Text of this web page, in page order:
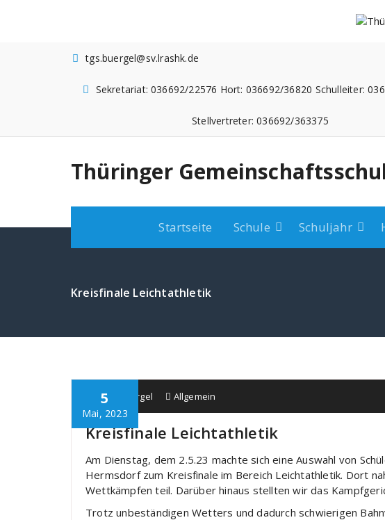
tgs.buergel@sv.lrashk.de
Sekretariat: 036692/22576 Hort: 036692/36820 Schulleiter:
Stellvertreter: 036692/363375
Thüringer
Startseite Schule Schuljahr
Kreisfinale Leichtathletik
5
Mai, 2023
Schule Bürgel Allgemein
Kreisfinale Leichtathletik
Am Dienstag, dem 2.5.23 machte sich eine Auswahl von
Hermsdorf zum Kreisfinale im Bereich Leichtathletik. Dort
Wettkämpfen teil. Darüber hinaus stellten wir das
Trotz unbeständigen Wetters und dadurch schwierigen